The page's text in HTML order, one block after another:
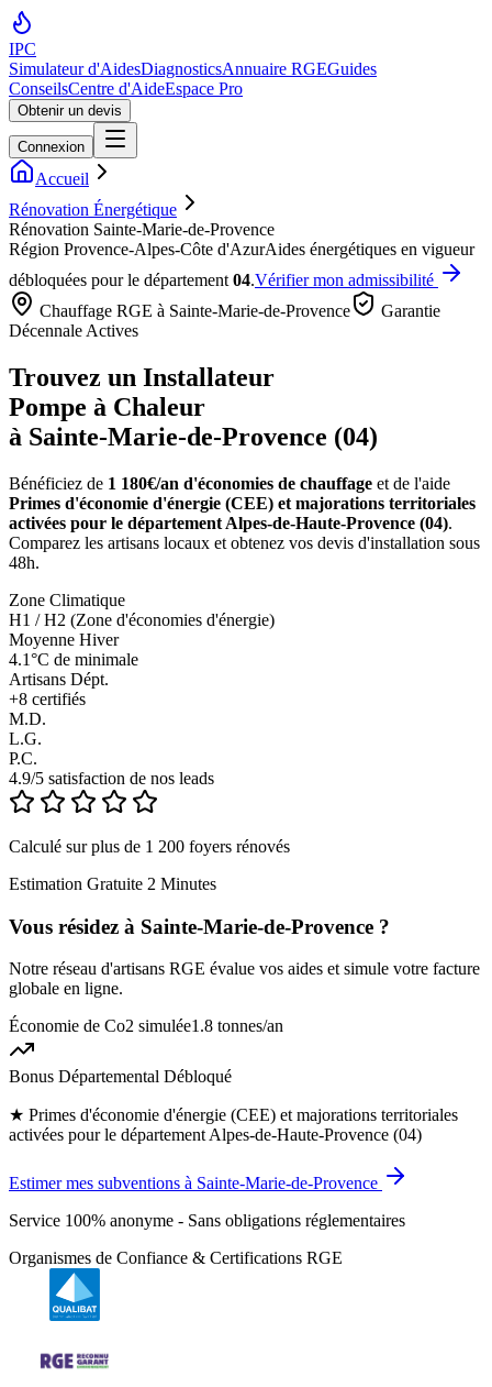
IPC
Simulateur d'AidesDiagnosticsAnnuaire RGEGuides
ConseilsCentre d'AideEspace Pro
Obtenir un devis
Connexion
Accueil
Rénovation Énergétique
Rénovation Sainte-Marie-de-Provence
Région Provence-Alpes-Côte d'AzurAides énergétiques en vigueur
débloquées pour le département 04.Vérifier mon admissibilité
Chauffage RGE à Sainte-Marie-de-Provence
Garantie
Décennale Actives
Trouvez un Installateur
Pompe à Chaleur
à Sainte-Marie-de-Provence (04)
Bénéficiez de 1 180€/an d'économies de chauffage et de l'aide
Primes d'économie d'énergie (CEE) et majorations territoriales
activées pour le département Alpes-de-Haute-Provence (04).
Comparez les artisans locaux et obtenez vos devis d'installation sous
48h.
Zone Climatique
H1 / H2 (Zone d'économies d'énergie)
Moyenne Hiver
4.1°C de minimale
Artisans Dépt.
+8 certifiés
M.D.
L.G.
P.C.
4.9/5 satisfaction de nos leads
Calculé sur plus de 1 200 foyers rénovés
Estimation Gratuite 2 Minutes
Vous résidez à Sainte-Marie-de-Provence ?
Notre réseau d'artisans RGE évalue vos aides et simule votre facture
globale en ligne.
Économie de Co2 simulée1.8 tonnes/an
Bonus Départemental Débloqué
★ Primes d'économie d'énergie (CEE) et majorations territoriales
activées pour le département Alpes-de-Haute-Provence (04)
Estimer mes subventions à Sainte-Marie-de-Provence
Service 100% anonyme - Sans obligations réglementaires
Organismes de Confiance & Certifications RGE